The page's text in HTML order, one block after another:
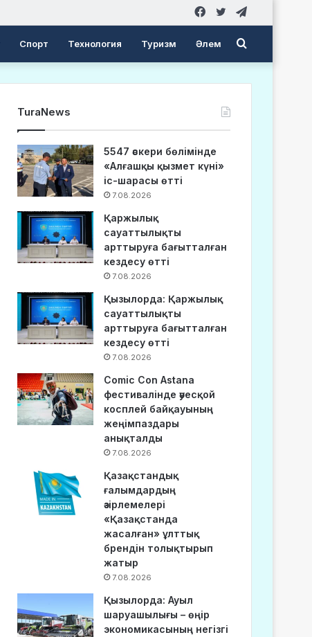
Twitter
Facebook
Спорт Технология Туризм Әлем Search
for
TuraNews
5547 әскери бөлімінде
«Алғашқы қызмет күні»
іс-шарасы өтті
7.08.2026
Қаржылық
сауаттылықты
арттыруға бағытталған
кездесу өтті
7.08.2026
Қызылорда: Қаржылық
сауаттылықты
арттыруға бағытталған
кездесу өтті
7.08.2026
Comic Con Astana
фестивалінде әуесқой
косплей байқауының
жеңімпаздары
анықталды
7.08.2026
Қазақстандық
ғалымдардың
әзірлемелері
«Қазақстанда
жасалған» ұлттық
брендін толықтырып
жатыр
7.08.2026
Қызылорда: Ауыл
шаруашылығы – өңір
экономикасының негізгі